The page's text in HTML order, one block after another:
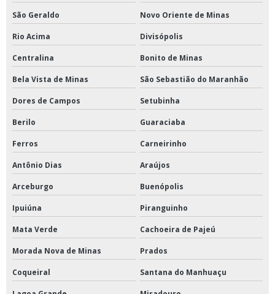
São Geraldo Novo Oriente de Minas
Rio Acima Divisópolis
Centralina Bonito de Minas
Bela Vista de Minas São Sebastião do Maranhão
Dores de Campos Setubinha
Berilo Guaraciaba
Ferros Carneirinho
Antônio Dias Araújos
Arceburgo Buenópolis
Ipuiúna Piranguinho
Mata Verde Cachoeira de Pajeú
Morada Nova de Minas Prados
Coqueiral Santana do Manhuaçu